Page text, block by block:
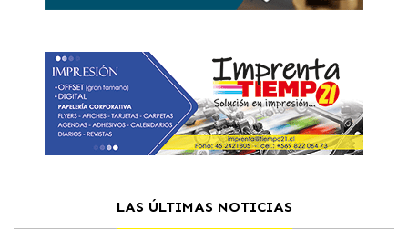
LAS ÚLTIMAS NOTICIAS